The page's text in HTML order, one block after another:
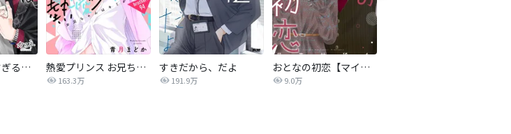
その初恋は甘すぎる～恋愛処女には刺激が強い～ 熱愛プリンス お兄ちゃんはキミが好き
163.3万
すきだから、だよ
191.9万
おとなの初恋【マイクロ】
9.0万